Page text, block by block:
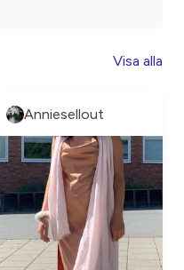
Visa alla
Anniesellout